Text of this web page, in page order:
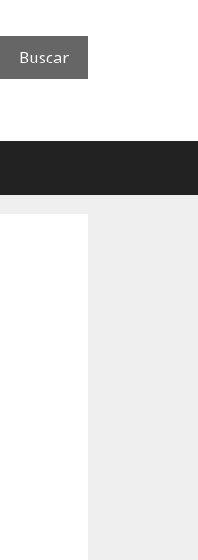
Buscar